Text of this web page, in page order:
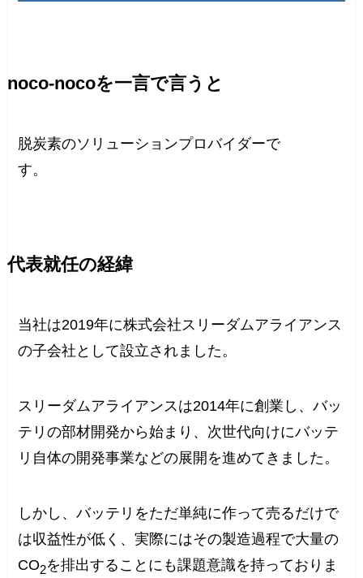
noco-nocoを一言で言うと
脱炭素のソリューションプロバイダーで
す。
代表就任の経緯
当社は2019年に株式会社スリーダムアライアンス
の子会社として設立されました。
スリーダムアライアンスは2014年に創業し、バッ
テリの部材開発から始まり、次世代向けにバッテ
リ自体の開発事業などの展開を進めてきました。
しかし、バッテリをただ単純に作って売るだけで
は収益性が低く、実際にはその製造過程で大量の
CO2を排出することにも課題意識を持っておりま